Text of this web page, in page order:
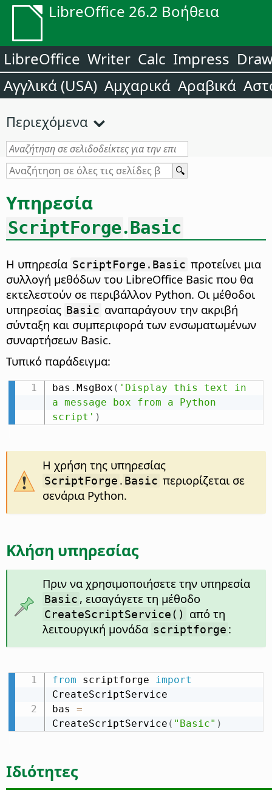
LibreOffice 26.2 Βοήθεια
LibreOffice Writer Calc Impress
Αγγλικά (USA) Αμχαρικά Αραβικά
Περιεχόμενα
Υπηρεσία
ScriptForge.Basic
Η υπηρεσία ScriptForge.Basic προτείνει μια
συλλογή μεθόδων του LibreOffice Basic που θα
εκτελεστούν σε περιβάλλον Python. Οι μέθοδοι
υπηρεσίας Basic αναπαράγουν την ακριβή
σύνταξη και συμπεριφορά των ενσωματωμένων
συναρτήσεων Basic.
Τυπικό παράδειγμα:
bas . MsgBox ( 'Display this text in
a message box from a Python
script' )
Η χρήση της υπηρεσίας
ScriptForge . Basic περιορίζεται σε
σενάρια Python.
Κλήση υπηρεσίας
Πριν να χρησιμοποιήσετε την υπηρεσία
Basic , εισαγάγετε τη μέθοδο
CreateScriptService()
από τη
λειτουργική μονάδα scriptforge :
from scriptforge import
CreateScriptService
bas =
CreateScriptService ( "Basic" )
Ιδιότητες